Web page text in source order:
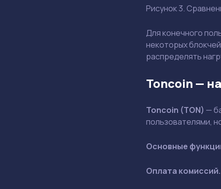
Рисунок 3.
Для конечного
некоторых
распределять
Toncoin —
Toncoin (TON) —
пользователями,
Основные
Оплата комиссий.